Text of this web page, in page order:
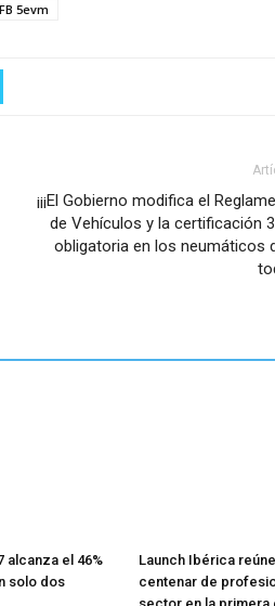
FB 5evm
¡¡¡El Gobierno modifica el
de Vehículos y la certificación
obligatoria en los neumáticos
alcanza el 46%
solo dos
Launch Ibérica
centenar de